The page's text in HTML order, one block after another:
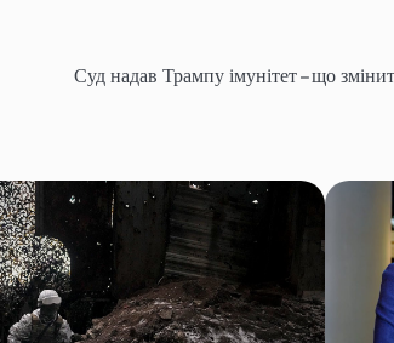
Суд надав Трампу імунітет – що